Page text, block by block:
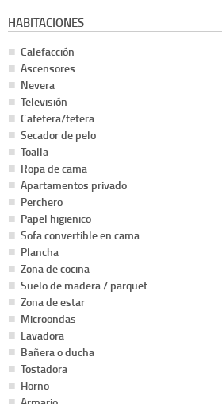
HABITACIONES
Calefacción
Ascensores
Nevera
Televisión
Cafetera/tetera
Secador de pelo
Toalla
Ropa de cama
Apartamentos privado
Perchero
Papel higienico
Sofa convertible en cama
Plancha
Zona de cocina
Suelo de madera / parquet
Zona de estar
Microondas
Lavadora
Bañera o ducha
Tostadora
Horno